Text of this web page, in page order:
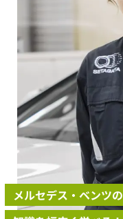
メルセデス・ベンツの